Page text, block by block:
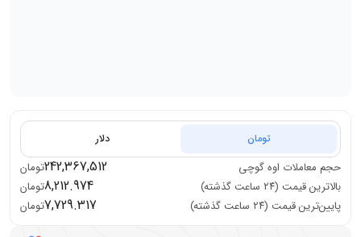
تومان دلار
حجم معاملات اوه گوچی 242,367,512تومان
بالاترین قیمت (۲۴ ساعت گذشته)
8,212.974تومان
پایین‌ترین قیمت (۲۴ ساعت گذشته)
7,729.317تومان